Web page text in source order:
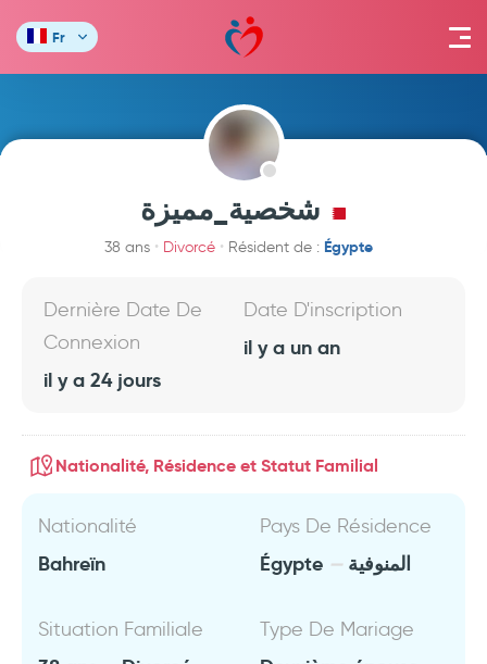
Fr
شخصية_مميزة
38 ans Divorcé Résident de : Égypte
Dernière Date De
Connexion
il y a 24 jours
Date D'inscription
il y a un an
Nationalité, Résidence et Statut Familial
Nationalité
Bahreïn
Pays De Résidence
Égypte المنوفية
Situation Familiale Type De Mariage